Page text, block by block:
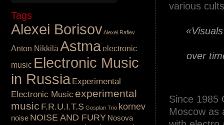
various
«
over
Since 1985
Moscow as
Tags
Alexei BorisovAlexei Rafiev
Anton Nikkilä Astmaelectronic
music Electronic Music
in Russia Experimental
Electronic Music experimental
music F.R.U.I.T.S Gosplan Trio kornev
noise NOISE AND FURY Nosova